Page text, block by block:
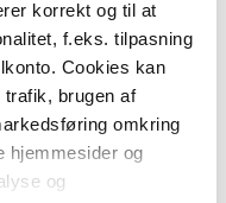
korrekt og til at
f.eks. tilpasning
Cookies kan
brugen af
omkring
hjemmesider og
og